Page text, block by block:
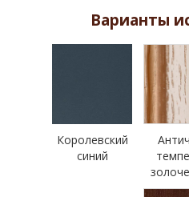
Варианты
Королевский
синий